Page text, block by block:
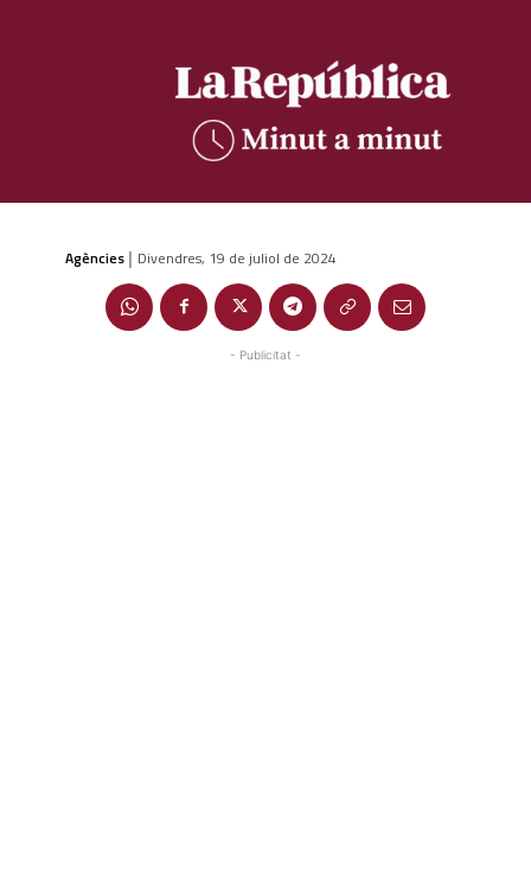
Agències | Divendres, 19 de juliol de 2024
- Publicitat -